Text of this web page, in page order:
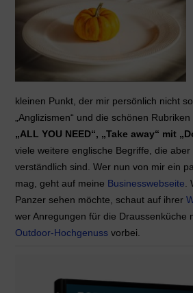
kleinen Punkt, der mir persönlich nicht
„Anglizismen“ und die schönen
„ALL YOU NEED“, „Take away“ mit
viele weitere englische Begriffe, die aber
verständlich sind. Wer nun von mir ein
mag, geht auf meine Businesswebseite
Panzer sehen möchte, schaut auf ihrer
wer Anregungen für die Draussenküche
Outdoor-Hochgenussvorbei.